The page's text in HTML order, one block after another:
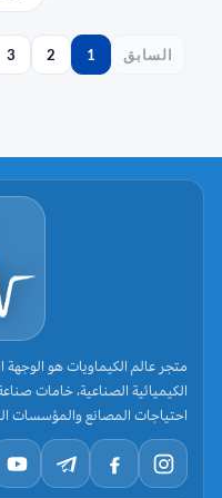
السابق 1
2
3
متجر عالم الكيماويات هو الوجهة
الكيميائية الصناعية، خامات
احتياجات المصانع والمؤسسات